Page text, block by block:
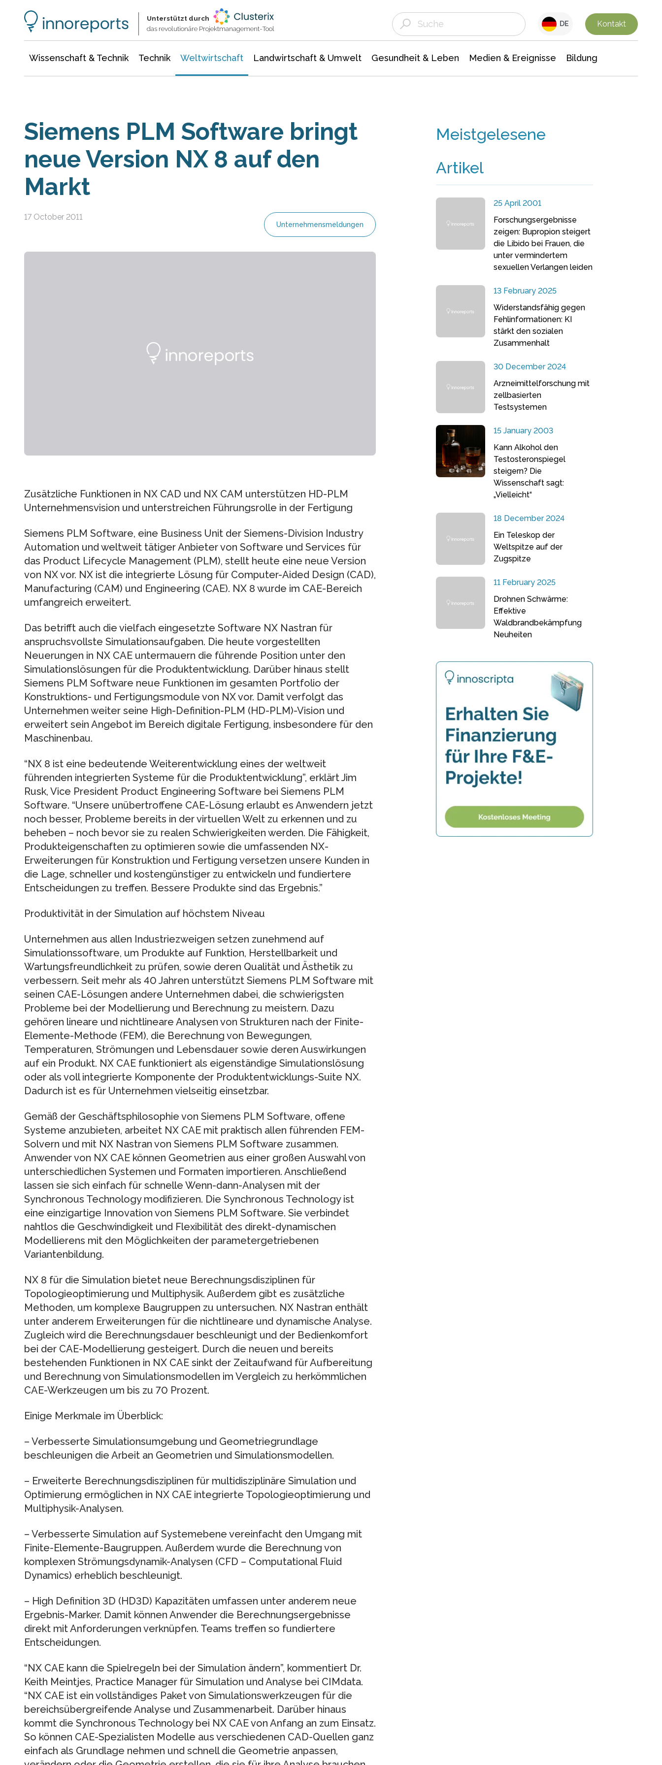
Unterstützt durch
das revolutionäre Projektmanagement-Tool
DE Kontakt
Wissenschaft & Technik Technik Weltwirtschaft Landwirtschaft & Umwelt Gesundheit & Leben Medien & Ereignisse Bildung
Siemens PLM Software bringt
neue Version NX 8 auf den
Markt
17 October 2011
Unternehmensmeldungen
Zusätzliche Funktionen in NX CAD und NX CAM unterstützen HD-PLM
Unternehmensvision und unterstreichen Führungsrolle in der Fertigung
Siemens PLM Software, eine Business Unit der Siemens-Division Industry
Automation und weltweit tätiger Anbieter von Software und Services für
das Product Lifecycle Management (PLM), stellt heute eine neue Version
von NX vor. NX ist die integrierte Lösung für Computer-Aided Design (CAD),
Manufacturing (CAM) und Engineering (CAE). NX 8 wurde im CAE-Bereich
umfangreich erweitert.
Das betrifft auch die vielfach eingesetzte Software NX Nastran für
anspruchsvollste Simulationsaufgaben. Die heute vorgestellten
Neuerungen in NX CAE untermauern die führende Position unter den
Simulationslösungen für die Produktentwicklung. Darüber hinaus stellt
Siemens PLM Software neue Funktionen im gesamten Portfolio der
Konstruktions- und Fertigungsmodule von NX vor. Damit verfolgt das
Unternehmen weiter seine High-Definition-PLM (HD-PLM)-Vision und
erweitert sein Angebot im Bereich digitale Fertigung, insbesondere für den
Maschinenbau.
“NX 8 ist eine bedeutende Weiterentwicklung eines der weltweit
führenden integrierten Systeme für die Produktentwicklung”, erklärt Jim
Rusk, Vice President Product Engineering Software bei Siemens PLM
Software. “Unsere unübertroffene CAE-Lösung erlaubt es Anwendern jetzt
noch besser, Probleme bereits in der virtuellen Welt zu erkennen und zu
beheben – noch bevor sie zu realen Schwierigkeiten werden. Die Fähigkeit,
Produkteigenschaften zu optimieren sowie die umfassenden NX-
Erweiterungen für Konstruktion und Fertigung versetzen unsere Kunden in
die Lage, schneller und kostengünstiger zu entwickeln und fundiertere
Entscheidungen zu treffen. Bessere Produkte sind das Ergebnis.”
Produktivität in der Simulation auf höchstem Niveau
Unternehmen aus allen Industriezweigen setzen zunehmend auf
Simulationssoftware, um Produkte auf Funktion, Herstellbarkeit und
Wartungsfreundlichkeit zu prüfen, sowie deren Qualität und Ästhetik zu
verbessern. Seit mehr als 40 Jahren unterstützt Siemens PLM Software mit
seinen CAE-Lösungen andere Unternehmen dabei, die schwierigsten
Probleme bei der Modellierung und Berechnung zu meistern. Dazu
gehören lineare und nichtlineare Analysen von Strukturen nach der Finite-
Elemente-Methode (FEM), die Berechnung von Bewegungen,
Temperaturen, Strömungen und Lebensdauer sowie deren Auswirkungen
auf ein Produkt. NX CAE funktioniert als eigenständige Simulationslösung
oder als voll integrierte Komponente der Produktentwicklungs-Suite NX.
Dadurch ist es für Unternehmen vielseitig einsetzbar.
Gemäß der Geschäftsphilosophie von Siemens PLM Software, offene
Systeme anzubieten, arbeitet NX CAE mit praktisch allen führenden FEM-
Solvern und mit NX Nastran von Siemens PLM Software zusammen.
Anwender von NX CAE können Geometrien aus einer großen Auswahl von
unterschiedlichen Systemen und Formaten importieren. Anschließend
lassen sie sich einfach für schnelle Wenn-dann-Analysen mit der
Synchronous Technology modifizieren. Die Synchronous Technology ist
eine einzigartige Innovation von Siemens PLM Software. Sie verbindet
nahtlos die Geschwindigkeit und Flexibilität des direkt-dynamischen
Modellierens mit den Möglichkeiten der parametergetriebenen
Variantenbildung.
NX 8 für die Simulation bietet neue Berechnungsdisziplinen für
Topologieoptimierung und Multiphysik. Außerdem gibt es zusätzliche
Methoden, um komplexe Baugruppen zu untersuchen. NX Nastran enthält
unter anderem Erweiterungen für die nichtlineare und dynamische Analyse.
Zugleich wird die Berechnungsdauer beschleunigt und der Bedienkomfort
bei der CAE-Modellierung gesteigert. Durch die neuen und bereits
bestehenden Funktionen in NX CAE sinkt der Zeitaufwand für Aufbereitung
und Berechnung von Simulationsmodellen im Vergleich zu herkömmlichen
CAE-Werkzeugen um bis zu 70 Prozent.
Einige Merkmale im Überblick:
– Verbesserte Simulationsumgebung und Geometriegrundlage
beschleunigen die Arbeit an Geometrien und Simulationsmodellen.
– Erweiterte Berechnungsdisziplinen für multidisziplinäre Simulation und
Optimierung ermöglichen in NX CAE integrierte Topologieoptimierung und
Multiphysik-Analysen.
– Verbesserte Simulation auf Systemebene vereinfacht den Umgang mit
Finite-Elemente-Baugruppen. Außerdem wurde die Berechnung von
komplexen Strömungsdynamik-Analysen (CFD – Computational Fluid
Dynamics) erheblich beschleunigt.
– High Definition 3D (HD3D) Kapazitäten umfassen unter anderem neue
Ergebnis-Marker. Damit können Anwender die Berechnungsergebnisse
direkt mit Anforderungen verknüpfen. Teams treffen so fundiertere
Entscheidungen.
“NX CAE kann die Spielregeln bei der Simulation ändern”, kommentiert Dr.
Keith Meintjes, Practice Manager für Simulation und Analyse bei CIMdata.
“NX CAE ist ein vollständiges Paket von Simulationswerkzeugen für die
bereichsübergreifende Analyse und Zusammenarbeit. Darüber hinaus
kommt die Synchronous Technology bei NX CAE von Anfang an zum Einsatz.
So können CAE-Spezialisten Modelle aus verschiedenen CAD-Quellen ganz
einfach als Grundlage nehmen und schnell die Geometrie anpassen,
Meistgelesene
Artikel
25 April 2001
Forschungsergebnisse
zeigen: Bupropion steigert
die Libido bei Frauen, die
unter vermindertem
sexuellen Verlangen leiden
13 February 2025
Widerstandsfähig gegen
Fehlinformationen: KI
stärkt den sozialen
Zusammenhalt
30 December 2024
Arzneimittelforschung mit
zellbasierten
Testsystemen
15 January 2003
Kann Alkohol den
Testosteronspiegel
steigern? Die
Wissenschaft sagt:
„Vielleicht“
18 December 2024
Ein Teleskop der
Weltspitze auf der
Zugspitze
11 February 2025
Drohnen Schwärme:
Effektive
Waldbrandbekämpfung
Neuheiten